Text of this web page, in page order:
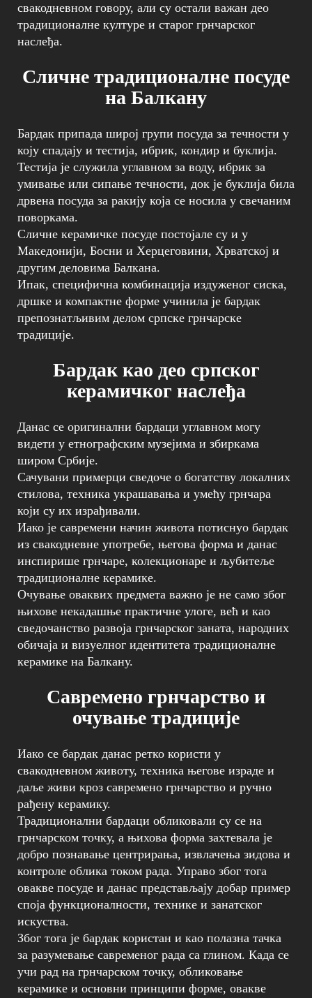
свакодневном говору, али су остали важан део
традиционалне културе и старог грнчарског
наслеђа.
Сличне традиционалне посуде
на Балкану
Бардак припада широј групи посуда за течности у
коју спадају и тестија, ибрик, кондир и буклија.
Тестија је служила углавном за воду, ибрик за
умивање или сипање течности, док је буклија била
дрвена посуда за ракију која се носила у свечаним
поворкама.
Сличне керамичке посуде постојале су и у
Македонији, Босни и Херцеговини, Хрватској и
другим деловима Балкана.
Ипак, специфична комбинација издуженог сиска,
дршке и компактне форме учинила је бардак
препознатљивим делом српске грнчарске
традиције.
Бардак као део српског
керамичког наслеђа
Данас се оригинални бардаци углавном могу
видети у етнографским музејима и збиркама
широм Србије.
Сачувани примерци сведоче о богатству локалних
стилова, техника украшавања и умећу грнчара
који су их израђивали.
Иако је савремени начин живота потиснуо бардак
из свакодневне употребе, његова форма и данас
инспирише грнчаре, колекционаре и љубитеље
традиционалне керамике.
Очување оваквих предмета важно је не само због
њихове некадашње практичне улоге, већ и као
сведочанство развоја грнчарског заната, народних
обичаја и визуелног идентитета традиционалне
керамике на Балкану.
Савремено грнчарство и
очување традиције
Иако се бардак данас ретко користи у
свакодневном животу, техника његове израде и
даље живи кроз савремено грнчарство и ручно
рађену керамику.
Традиционални бардаци обликовали су се на
грнчарском точку, а њихова форма захтевала је
добро познавање центрирања, извлачења зидова и
контроле облика током рада. Управо због тога
овакве посуде и данас представљају добар пример
споја функционалности, технике и занатског
искуства.
Због тога је бардак користан и као полазна тачка
за разумевање савременог рада са глином. Када се
учи рад на грнчарском точку, обликовање
керамике и основни принципи форме, овакве